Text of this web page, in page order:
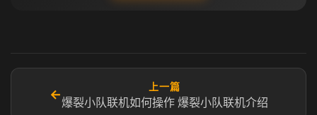
←
上一篇
爆裂小队联机如何操作 爆裂小队联机介绍